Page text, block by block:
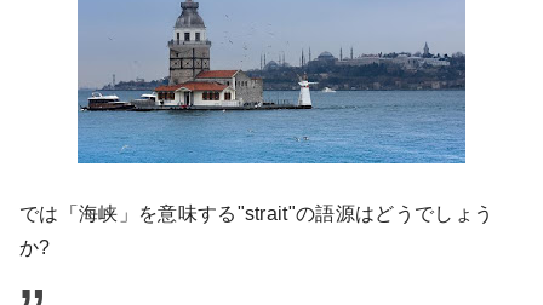
では「海峡」を意味する"strait"の語源はどうでしょう
か?